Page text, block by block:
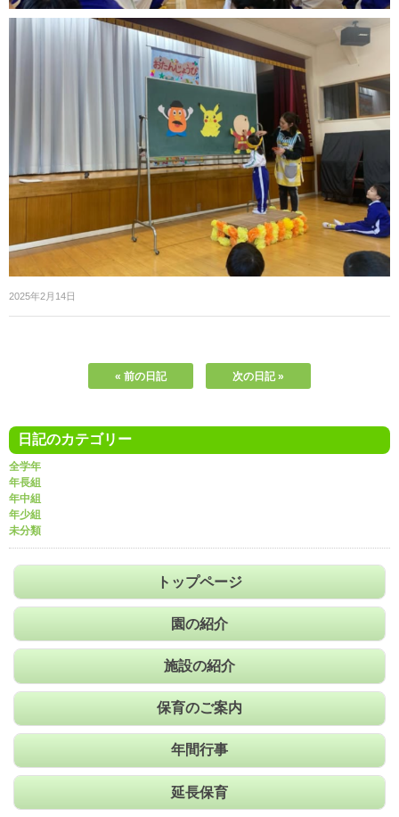
2025年2月14日
« 前の日記 次の日記 »
日記のカテゴリー
全学年
年長組
年中組
年少組
未分類
トップページ
園の紹介
施設の紹介
保育のご案内
年間行事
延長保育